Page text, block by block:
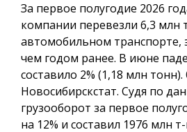
За первое полугодие 2026
компании перевезли 6,3 млн
автомобильном транспорте,
чем годом ранее. В июне
составило 2% (1,18 млн
Новосибирскстат. Судя по
грузооборот за первое
на 12% и составил 1976 млн